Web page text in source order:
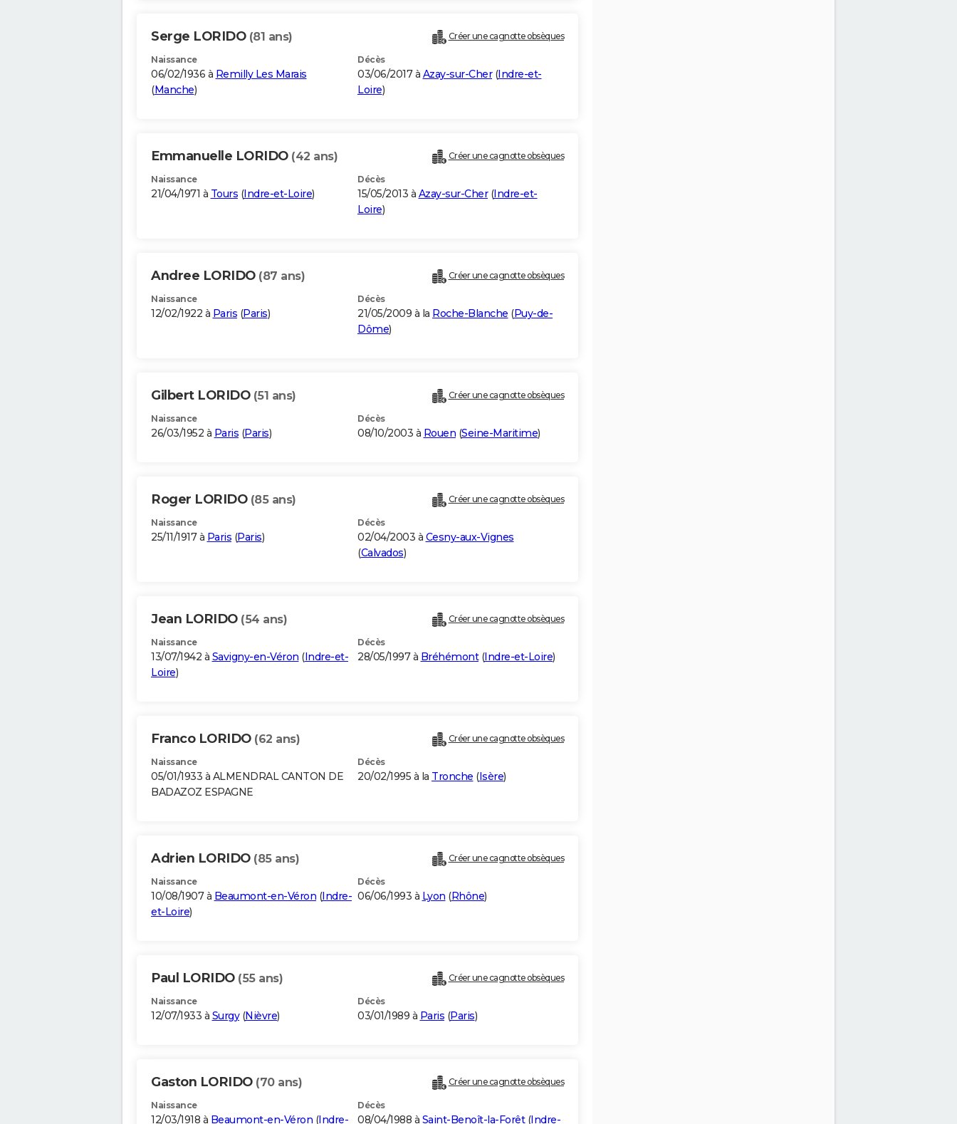
Serge LORIDO (81 ans) Créer une cagnotte obsèques
Naissance
06/02/1936 à Remilly Les Marais
(Manche)
Décès
03/06/2017 à Azay-sur-Cher(Indre-et-
Loire)
Emmanuelle LORIDO (42 ans) Créer une cagnotte obsèques
Naissance
21/04/1971 à Tours (Indre-et-Loire)
Décès
15/05/2013 à Azay-sur-Cher(Indre-et-
Loire)
Andree LORIDO (87 ans) Créer une cagnotte obsèques
Naissance
12/02/1922 à Paris (Paris)
Décès
21/05/2009 à la Roche-Blanche (Puy-de-
Dôme)
Gilbert LORIDO (51 ans) Créer une cagnotte obsèques
Naissance
26/03/1952 à Paris (Paris)
Décès
08/10/2003 à Rouen (Seine-Maritime)
Roger LORIDO (85 ans) Créer une cagnotte obsèques
Naissance
25/11/1917 à Paris (Paris)
Décès
02/04/2003 à Cesny-aux-Vignes
(Calvados)
Jean LORIDO (54 ans) Créer une cagnotte obsèques
Naissance
13/07/1942 à Savigny-en-Véron (Indre-et-
Loire)
Décès
28/05/1997 à Bréhémont(Indre-et-Loire)
Franco LORIDO (62 ans) Créer une cagnotte obsèques
Naissance
05/01/1933 à ALMENDRAL CANTON DE
BADAZOZ ESPAGNE
Décès
20/02/1995 à la Tronche (Isère)
Adrien LORIDO (85 ans) Créer une cagnotte obsèques
Naissance
10/08/1907 à Beaumont-en-Véron (Indre-
et-Loire)
Décès
06/06/1993 à Lyon (Rhône)
Paul LORIDO (55 ans) Créer une cagnotte obsèques
Naissance
12/07/1933 à Surgy(Nièvre)
Décès
03/01/1989 à Paris (Paris)
Gaston LORIDO (70 ans) Créer une cagnotte obsèques
Naissance
12/03/1918 à Beaumont-en-Véron (Indre-
Décès
08/04/1988 à Saint-Benoît-la-Forêt(Indre-